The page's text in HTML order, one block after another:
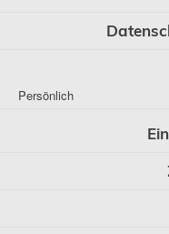
Persönlich